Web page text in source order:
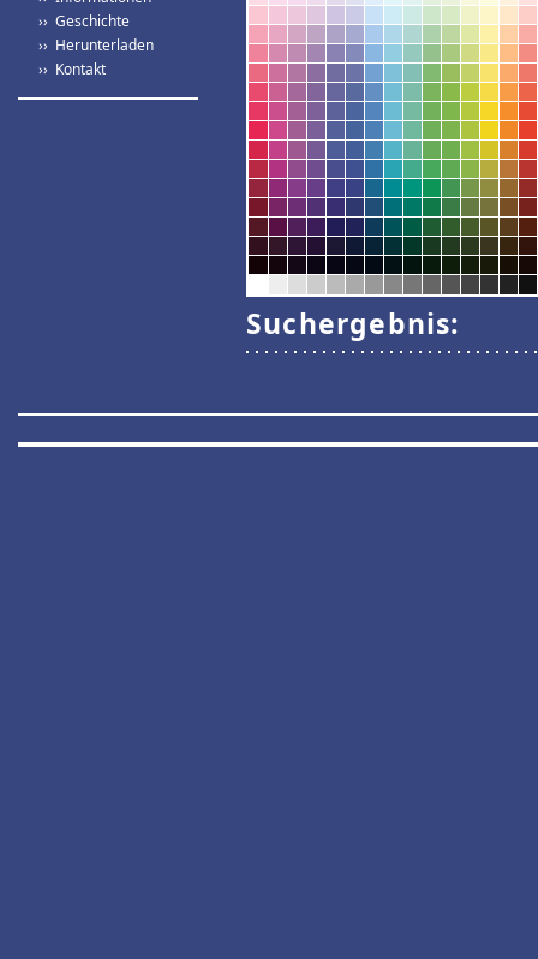
›› Geschichte
›› Herunterladen
›› Kontakt
Suchergebnis: